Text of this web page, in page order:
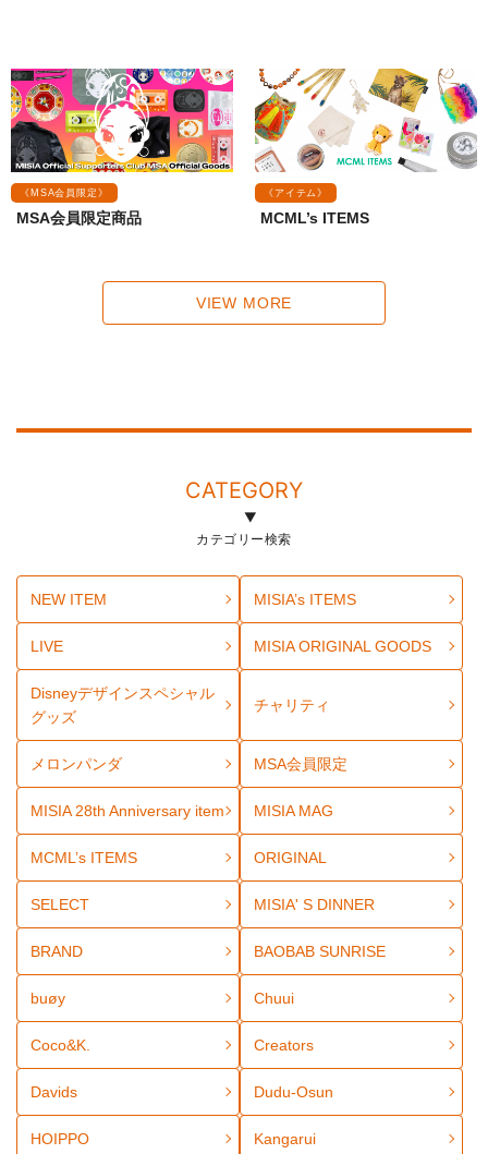
《MSA会員限定》
MSA会員限定商品
《アイテム》
MCML’s ITEMS
VIEW MORE
CATEGORY
カテゴリー検索
NEW ITEM MISIA’s ITEMS
LIVE MISIA ORIGINAL GOODS
Disneyデザインスペシャル
グッズ
チャリティ
メロンパンダ MSA会員限定
MISIA 28th Anniversary item MISIA MAG
MCML’s ITEMS ORIGINAL
SELECT MISIA' S DINNER
BRAND BAOBAB SUNRISE
buøy Chuui
Coco&K. Creators
Davids Dudu-Osun
HOIPPO Kangarui